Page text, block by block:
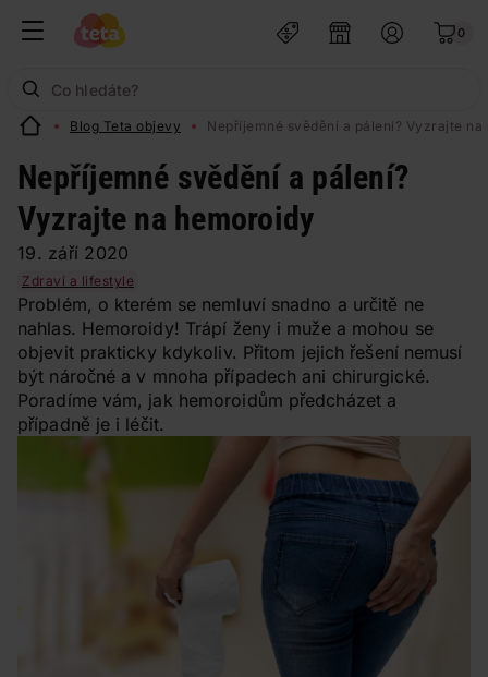
0
Blog Teta objevy Nepříjemné svědění a pálení? Vyzrajte na
Nepříjemné svědění a pálení?
Vyzrajte na hemoroidy
19. září 2020
Zdraví a lifestyle
Problém, o kterém se nemluví snadno a určitě ne
nahlas. Hemoroidy! Trápí ženy i muže a mohou se
objevit prakticky kdykoliv. Přitom jejich řešení nemusí
být náročné a v mnoha případech ani chirurgické.
Poradíme vám, jak hemoroidům předcházet a
případně je i léčit.